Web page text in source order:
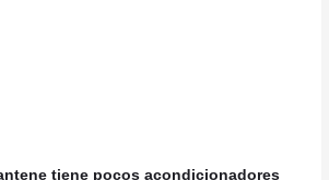
tiene pocos acondicionadores